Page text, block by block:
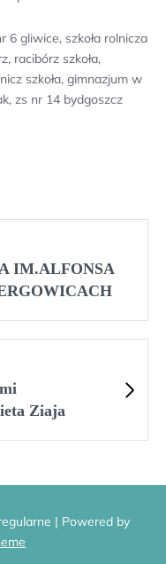
6 gliwice, szkoła rolnicza
racibórz szkoła,
szkoła, gimnazjum w
zs nr 14 bydgoszcz
IM.ALFONSA
Ziaja
| Powered by